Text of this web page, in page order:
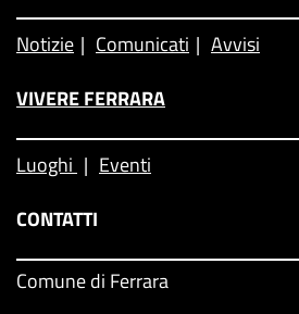
Notizie Comunicati
Avvisi
VIVERE FERRARA
Luoghi
Eventi
CONTATTI
Comune di Ferrara